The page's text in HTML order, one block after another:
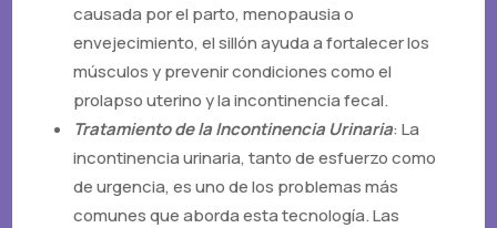
causada por el parto, menopausia o
envejecimiento, el sillón ayuda a fortalecer los
músculos y prevenir condiciones como el
prolapso uterino y la incontinencia fecal.
Tratamiento de la Incontinencia Urinaria: La
incontinencia urinaria, tanto de esfuerzo como
de urgencia, es uno de los problemas más
comunes que aborda esta tecnología. Las